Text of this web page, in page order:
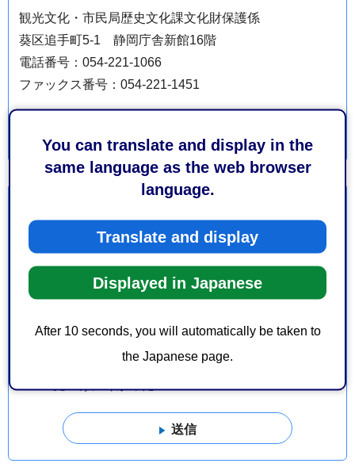
You can translate and display in the
same language as the web browser
language.
Translate and display
Displayed in Japanese
After 10 seconds, you will automatically be taken to
the Japanese page.
観光文化・市民局歴史文化課文化財保護係
葵区追手町5-1 静岡庁舎新館16階
電話番号：054-221-1066
ファックス番号：054-221-1451
より良いウェブサイトにするためにみなさまのご意
見をお聞かせください
このページの情報は役に立ちましたか？
1：役に立った
2：ふつう
このページの情報は見つけやすかったですか？
1：見つけやすかった
2：ふつう